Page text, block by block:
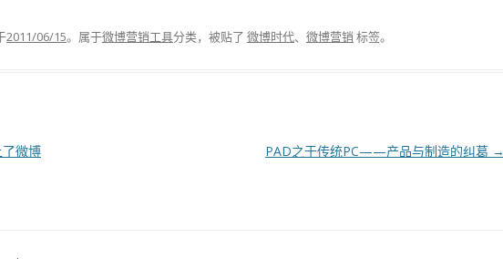
2011/06/15。属于微博营销工具分类，被贴了 微博时代、 微博营销 标签。
微博 PAD之于传统PC——产品与制造的纠葛 →